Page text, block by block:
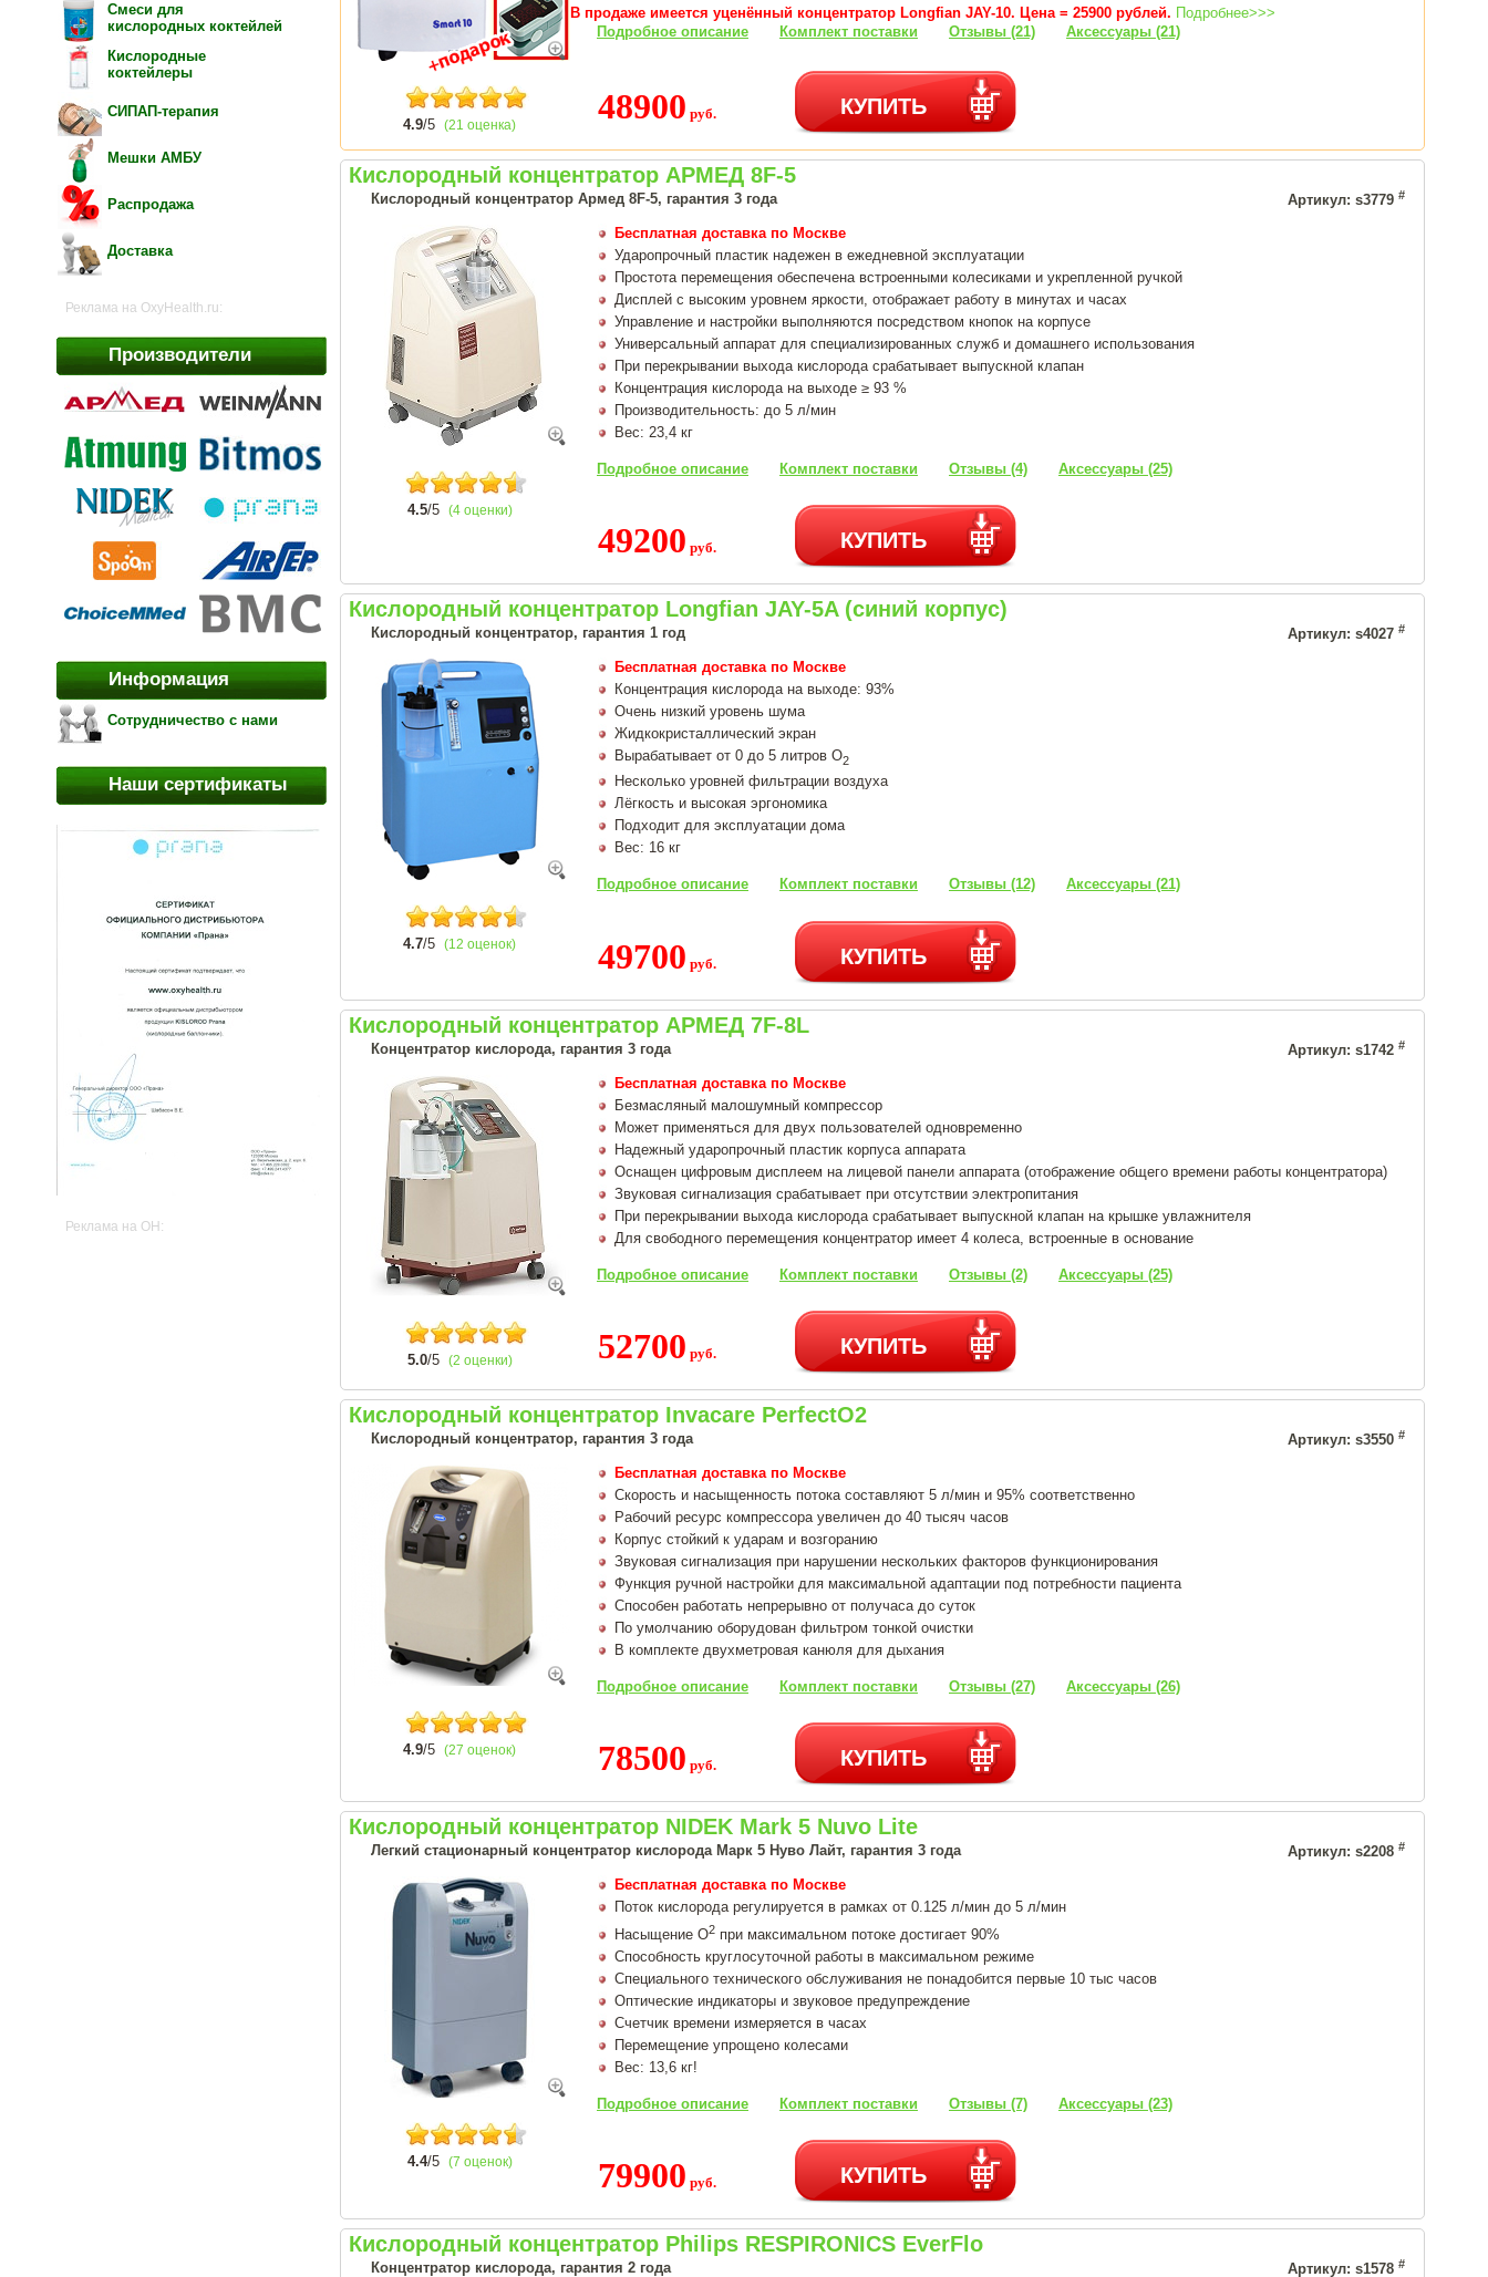
Смеси для
кислородных коктейлей
Кислородные
коктейлеры
СИПАП-терапия
Мешки АМБУ
Распродажа
Доставка
Реклама на OxyHealth.ru:
Производители
Информация
Сотрудничество с нами
Наши сертификаты
Реклама на OH:
4.9/5 (21 оценка)
В продаже имеется уценённый концентратор Longfian JAY-10. Цена = 25900 рублей. Подробнее>>>
Подробное описание
Комплект поставки Отзывы (21) Аксессуары (21)
48900 руб. КУПИТЬ
Кислородный концентратор АРМЕД 8F-5
Кислородный концентратор Армед 8F-5, гарантия 3 года Артикул: s3779 #
4.5/5 (4 оценки)
Бесплатная доставка по Москве
Ударопрочный пластик надежен в ежедневной эксплуатации
Простота перемещения обеспечена встроенными колесиками и укрепленной ручкой
Дисплей с высоким уровнем яркости, отображает работу в минутах и часах
Управление и настройки выполняются посредством кнопок на корпусе
Универсальный аппарат для специализированных служб и домашнего использования
При перекрывании выхода кислорода срабатывает выпускной клапан
Концентрация кислорода на выходе ≥ 93 %
Производительность: до 5 л/мин
Вес: 23,4 кг
Подробное описание Комплект поставки Отзывы (4) Аксессуары (25)
49200 руб. КУПИТЬ
Кислородный концентратор Longfian JAY-5A (синий корпус)
Кислородный концентратор, гарантия 1 год Артикул: s4027 #
4.7/5 (12 оценок)
Бесплатная доставка по Москве
Концентрация кислорода на выходе: 93%
Очень низкий уровень шума
Жидкокристаллический экран
Вырабатывает от 0 до 5 литров О2
Несколько уровней фильтрации воздуха
Лёгкость и высокая эргономика
Подходит для эксплуатации дома
Вес: 16 кг
Подробное описание Комплект поставки Отзывы (12) Аксессуары (21)
49700 руб. КУПИТЬ
Кислородный концентратор АРМЕД 7F-8L
Концентратор кислорода, гарантия 3 года Артикул: s1742 #
5.0/5 (2 оценки)
Бесплатная доставка по Москве
Безмасляный малошумный компрессор
Может применяться для двух пользователей одновременно
Надежный ударопрочный пластик корпуса аппарата
Оснащен цифровым дисплеем на лицевой панели аппарата (отображение общего времени работы концентратора)
Звуковая сигнализация срабатывает при отсутствии электропитания
При перекрывании выхода кислорода срабатывает выпускной клапан на крышке увлажнителя
Для свободного перемещения концентратор имеет 4 колеса, встроенные в основание
Подробное описание Комплект поставки Отзывы (2) Аксессуары (25)
52700 руб. КУПИТЬ
Кислородный концентратор Invacare PerfectO2
Кислородный концентратор, гарантия 3 года Артикул: s3550 #
4.9/5 (27 оценок)
Бесплатная доставка по Москве
Скорость и насыщенность потока составляют 5 л/мин и 95% соответственно
Рабочий ресурс компрессора увеличен до 40 тысяч часов
Корпус стойкий к ударам и возгоранию
Звуковая сигнализация при нарушении нескольких факторов функционирования
Функция ручной настройки для максимальной адаптации под потребности пациента
Способен работать непрерывно от получаса до суток
По умолчанию оборудован фильтром тонкой очистки
В комплекте двухметровая канюля для дыхания
Подробное описание Комплект поставки Отзывы (27) Аксессуары (26)
78500 руб. КУПИТЬ
Кислородный концентратор NIDEK Mark 5 Nuvo Lite
Легкий стационарный концентратор кислорода Марк 5 Нуво Лайт, гарантия 3 года Артикул: s2208 #
4.4/5 (7 оценок)
Бесплатная доставка по Москве
Поток кислорода регулируется в рамках от 0.125 л/мин до 5 л/мин
Насыщение О2 при максимальном потоке достигает 90%
Способность круглосуточной работы в максимальном режиме
Специального технического обслуживания не понадобится первые 10 тыс часов
Оптические индикаторы и звуковое предупреждение
Счетчик времени измеряется в часах
Перемещение упрощено колесами
Вес: 13,6 кг!
Подробное описание Комплект поставки Отзывы (7) Аксессуары (23)
79900 руб. КУПИТЬ
Кислородный концентратор Philips RESPIRONICS EverFlo
Концентратор кислорода, гарантия 2 года Артикул: s1578 #